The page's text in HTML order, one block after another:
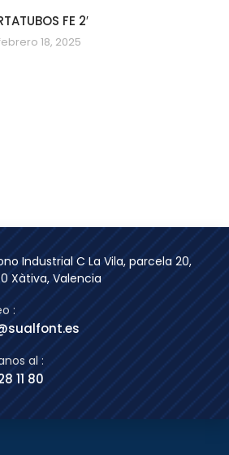
FE 2′
18, 2025
Industrial C La Vila, parcela 20,
Xàtiva, Valencia
:
al :
11 80